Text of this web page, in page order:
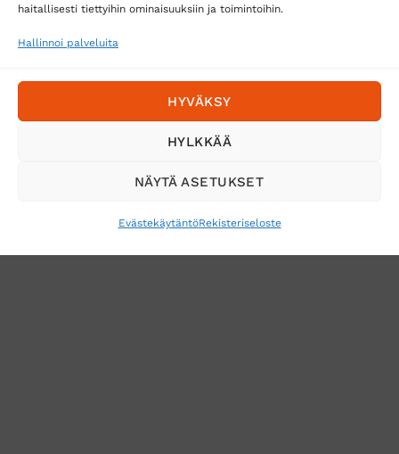
haitallisesti tiettyihin ominaisuuksiin ja toimintoihin.
Hallinnoi palveluita
HYVÄKSY
HYLKKÄÄ
NÄYTÄ ASETUKSET
EvästekäytäntöRekisteriseloste
Posti
Matkahuolto
Tilaa uutiskirje ja saat erikoisalennuksia